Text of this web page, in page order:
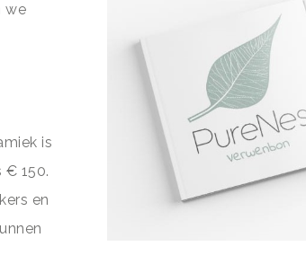
we
is
€ 150.
en